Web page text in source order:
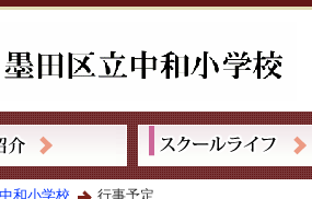
中和小学校 行事予定